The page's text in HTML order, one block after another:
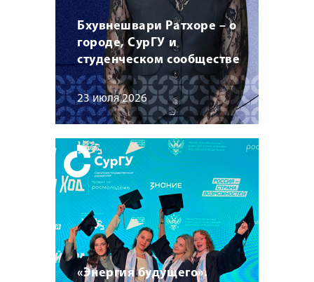
Бхувнешвари Ратхоре – о
городе, СурГУ и
студенческом сообществе
23 июля 2026
«Энергия будущего».